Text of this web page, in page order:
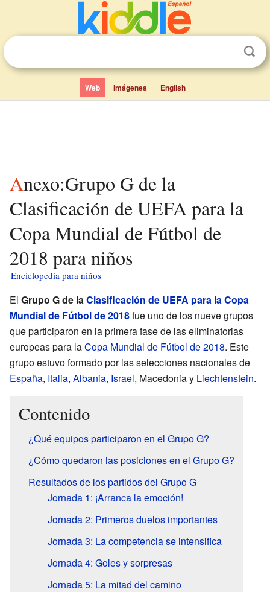
Web Imágenes English
Anexo:Grupo G de la
Clasificación de UEFA para la
Copa Mundial de Fútbol de
2018 para niños
Enciclopedia para niños
El Grupo G de laClasificación de UEFA para la Copa
Mundial de Fútbol de 2018fue uno de los nueve grupos
que participaron en la primera fase de las eliminatorias
europeas para laCopa Mundial de Fútbol de 2018. Este
grupo estuvo formado por las selecciones nacionales de
España, Italia, Albania, Israel, Macedonia y Liechtenstein.
Contenido
¿Qué equipos participaron en el Grupo G?
¿Cómo quedaron las posiciones en el Grupo G?
Resultados de los partidos del Grupo G
Jornada 1: ¡Arranca la emoción!
Jornada 2: Primeros duelos importantes
Jornada 3: La competencia se intensifica
Jornada 4: Goles y sorpresas
Jornada 5: La mitad del camino